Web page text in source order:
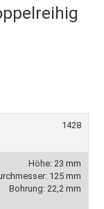
1428
Höhe: 23 mm
125 mm
Bohrung: 22,2 mm